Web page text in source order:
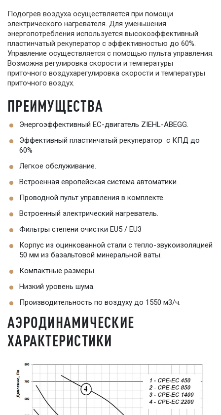
Подогрев воздуха осуществляется при помощи
электрического нагревателя. Для уменьшения
энергопотребления используется высокоэффективный
пластинчатый рекуператор с эффективностью до 60%.
Управление осуществляется с помощью пульта управления.
Возможна регулировка скорости и температуры
приточного воздухарегулировка скорости и температуры
приточного воздух.
ПРЕИМУЩЕСТВА
Энергоэффективный EC-двигатель ZIEHL-ABEGG.
Эффективный пластинчатый рекуператор с КПД до
60%
Легкое обслуживание.
Встроенная европейская система автоматики.
Проводной пульт управления в комплекте.
Встроенный электрический нагреватель.
Фильтры степени очистки EU5 / EU3
Корпус из оцинкованной стали с тепло-звукоизоляцией
50 мм из базальтовой минеральной ваты.
Компактные размеры.
Низкий уровень шума.
Производительность по воздуху до 1550 м3/ч.
АЭРОДИНАМИЧЕСКИЕ
ХАРАКТЕРИСТИКИ